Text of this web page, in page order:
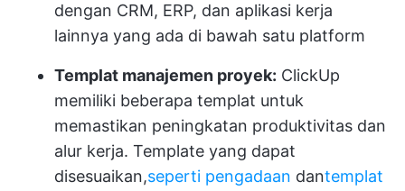
dengan CRM, ERP, dan aplikasi kerja
lainnya yang ada di bawah satu platform
Templat manajemen proyek: ClickUp
memiliki beberapa templat untuk
memastikan peningkatan produktivitas dan
alur kerja. Template yang dapat
disesuaikan,seperti pengadaan dantemplat